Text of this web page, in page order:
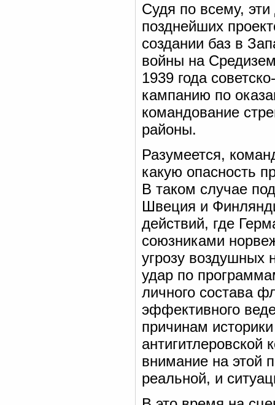
Судя по всему,
позднейших
создании баз в
войны на
1939 года
кампанию по
командование
районы.
Разумеется,
какую опасность
В таком случае
Швеция и
действий, где
союзниками
угрозу воздушных
удар по
личного состава
эффективного
причинам
антигитлеровской
внимание на этой
реальной, и